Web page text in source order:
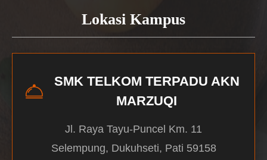
Lokasi Kampus
SMK TELKOM TERPADU AKN
MARZUQI
Jl. Raya Tayu-Puncel Km. 11
Selempung, Dukuhseti, Pati 59158